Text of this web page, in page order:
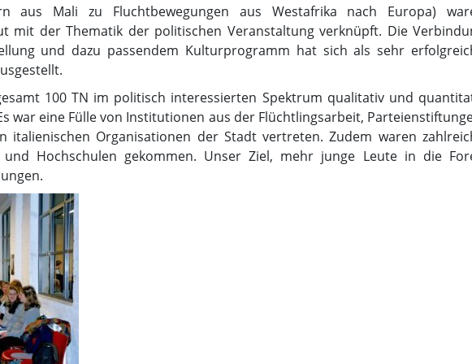
aus Mali zu Fluchtbewegungen aus Westafrika nach Europa)
mit der Thematik der politischen Veranstaltung verknüpft. Die
und dazu passendem Kulturprogramm hat sich als sehr
100 TN im politisch interessierten Spektrum qualitativ und
war eine Fülle von Institutionen aus der Flüchtlingsarbeit,
italienischen Organisationen der Stadt vertreten. Zudem waren
Hochschulen gekommen. Unser Ziel, mehr junge Leute in die